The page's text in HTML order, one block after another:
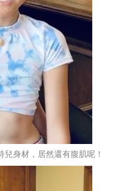
身材，居然還有腹肌呢！